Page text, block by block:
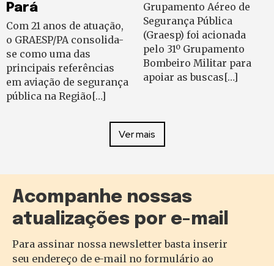
Pará
Com 21 anos de atuação,
o GRAESP/PA consolida-
se como uma das
principais referências
em aviação de segurança
pública na Região[…]
Grupamento Aéreo de
Segurança Pública
(Graesp) foi acionada
pelo 31º Grupamento
Bombeiro Militar para
apoiar as buscas[…]
Ver mais
Acompanhe nossas
atualizações por e-mail
Para assinar nossa newsletter basta inserir
seu endereço de e-mail no formulário ao